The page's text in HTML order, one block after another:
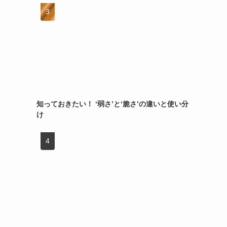
知っておきたい！ ‘弱さ’と‘脆さ’の違いと使い分
け